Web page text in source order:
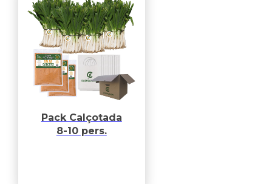
Pack Calçotada
8-10 pers.